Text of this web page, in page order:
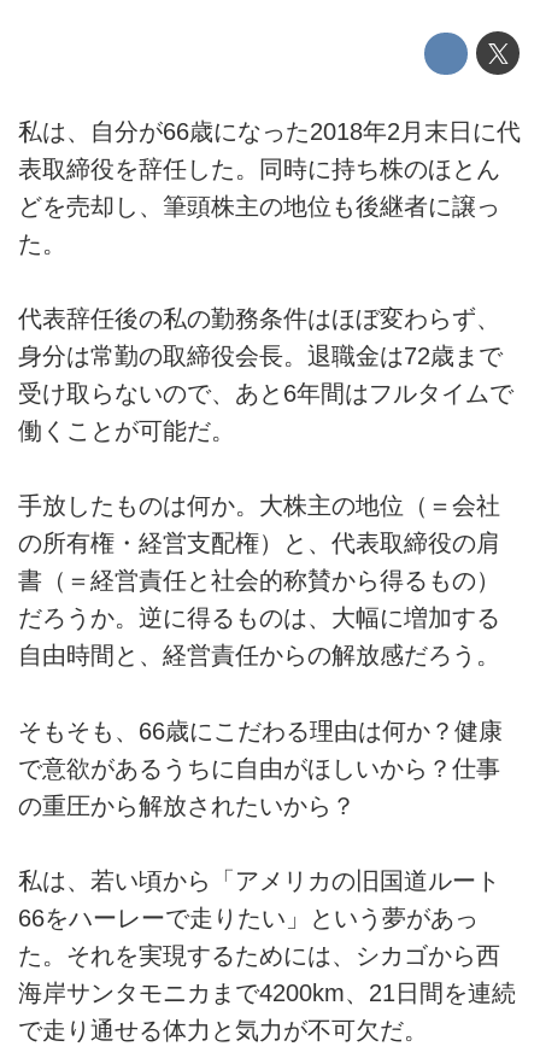
私は、自分が66歳になった2018年2月末日に代
表取締役を辞任した。同時に持ち株のほとん
どを売却し、筆頭株主の地位も後継者に譲っ
た。
代表辞任後の私の勤務条件はほぼ変わらず、
身分は常勤の取締役会長。退職金は72歳まで
受け取らないので、あと6年間はフルタイムで
働くことが可能だ。
手放したものは何か。大株主の地位（＝会社
の所有権・経営支配権）と、代表取締役の肩
書（＝経営責任と社会的称賛から得るもの）
だろうか。逆に得るものは、大幅に増加する
自由時間と、経営責任からの解放感だろう。
そもそも、66歳にこだわる理由は何か？健康
で意欲があるうちに自由がほしいから？仕事
の重圧から解放されたいから？
私は、若い頃から「アメリカの旧国道ルート
66をハーレーで走りたい」という夢があっ
た。それを実現するためには、シカゴから西
海岸サンタモニカまで4200km、21日間を連続
で走り通せる体力と気力が不可欠だ。